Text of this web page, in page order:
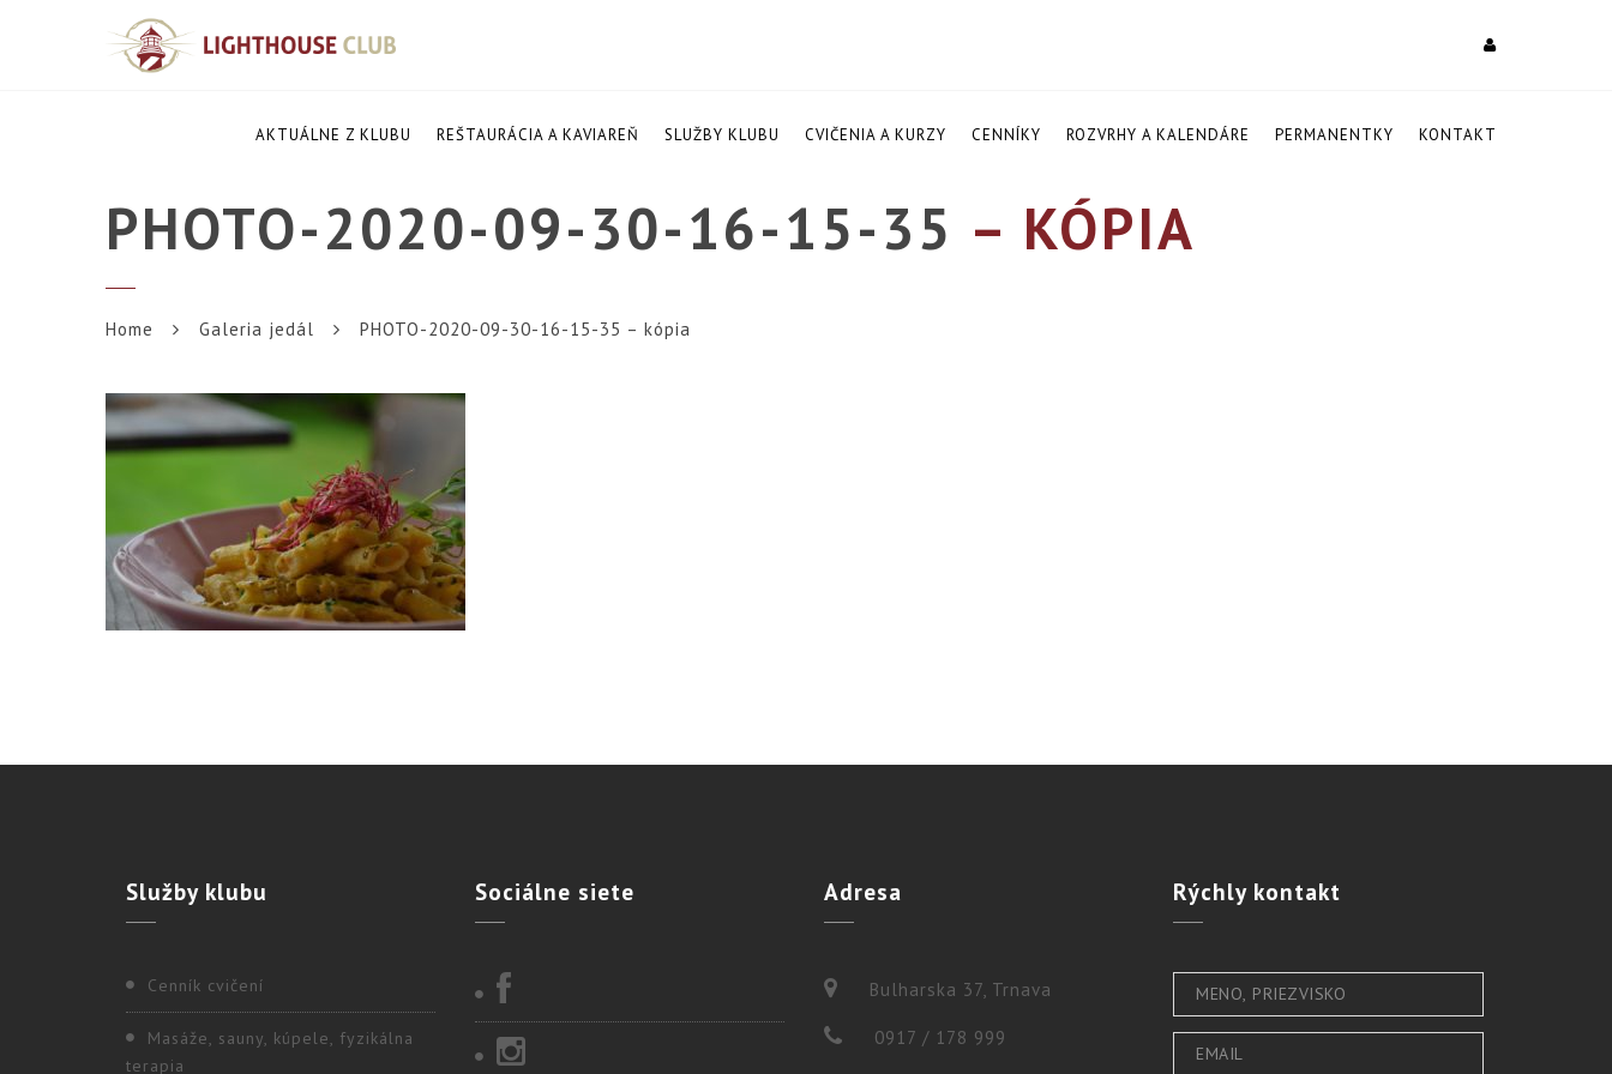
AKTUÁLNE Z KLUBU REŠTAURÁCIA A KAVIAREŇ SLUŽBY KLUBU CVIČENIA A KURZY CENNÍKY ROZVRHY A KALENDÁRE PERMANENTKY KONTAKT
PHOTO-2020-09-30-16-15-35 – KÓPIA
Home Galeria jedál PHOTO-2020-09-30-16-15-35 – kópia
Službyklubu
Cenník cvičení
Masáže, sauny, kúpele, fyzikálna
terapia
Sociálne siete Adresa
Bulharska 37, Trnava
0917 / 178 999
Rýchlykontakt